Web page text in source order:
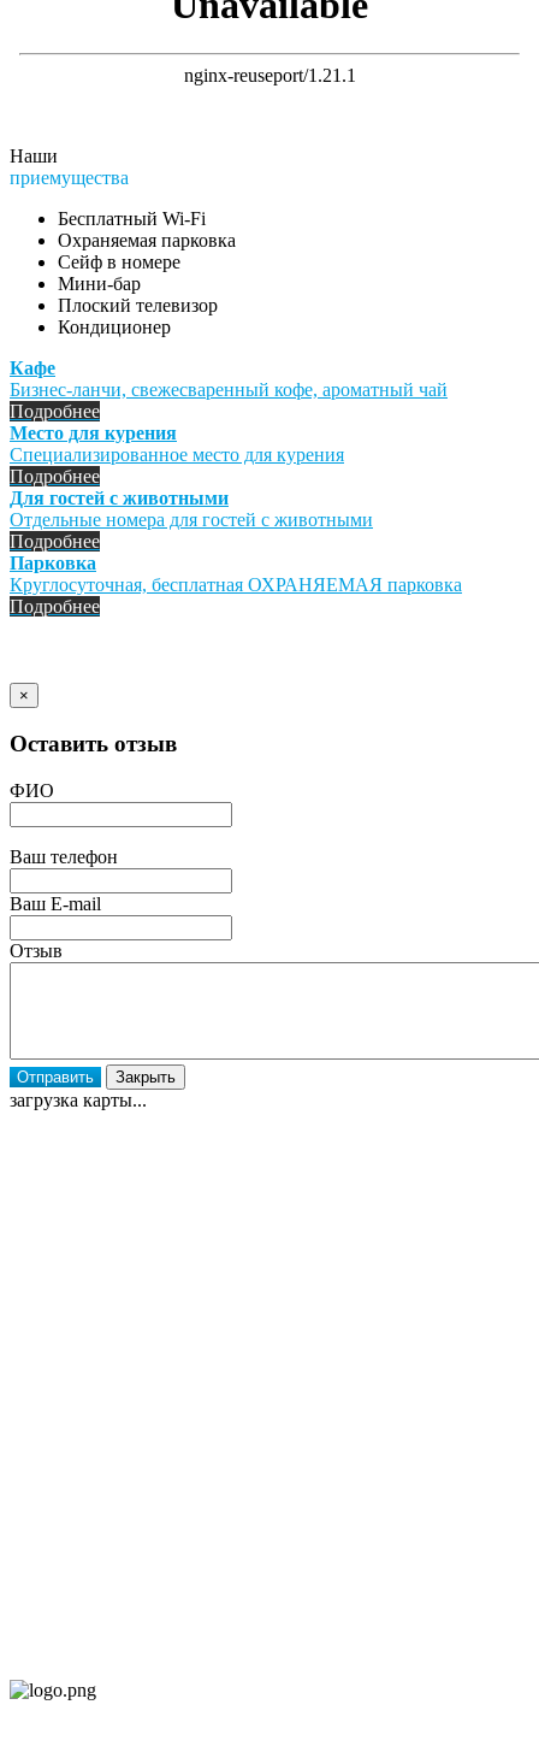
Наши
приемущества
Бесплатный Wi-Fi
Охраняемая парковка
Сейф в номере
Мини-бар
Плоский телевизор
Кондиционер
Кафе
Бизнес-ланчи, свежесваренный кофе, ароматный чай
Подробнее
Место для курения
Специализированное место для курения
Подробнее
Для гостей c животными
Отдельные номера для гостей с животными
Подробнее
Парковка
Круглосуточная, бесплатная ОХРАНЯЕМАЯ парковка
Подробнее
×
Оставить отзыв
ФИО
Ваш телефон
Ваш E-mail
Отзыв
Отправить Закрыть
загрузка карты...